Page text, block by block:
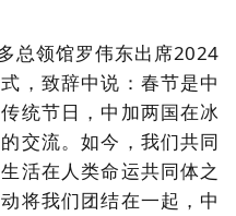
总领馆罗伟东出席2024
，致辞中说：春节是中
统节日，中加两国在冰
交流。如今，我们共同
活在人类命运共同体之
将我们团结在一起，中